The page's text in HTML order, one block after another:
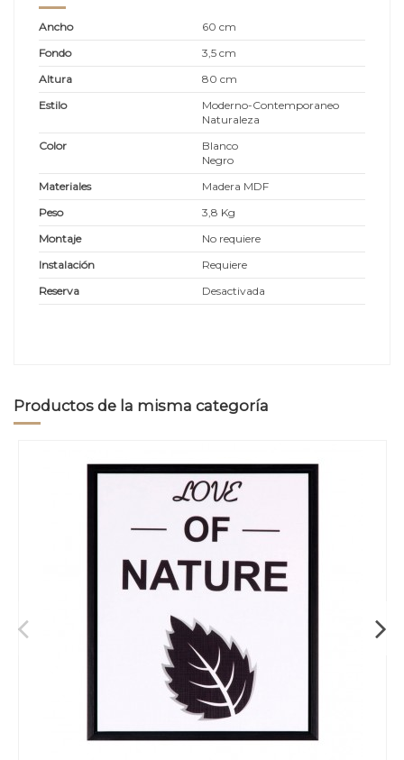
Ancho
60 cm
Fondo
3,5 cm
Altura
80 cm
Estilo
Moderno-Contemporaneo
Naturaleza
Color
Blanco
Negro
Materiales
Madera MDF
Peso
3,8 Kg
Montaje
No requiere
Instalación
Requiere
Reserva
Desactivada
Productos de la misma categoría